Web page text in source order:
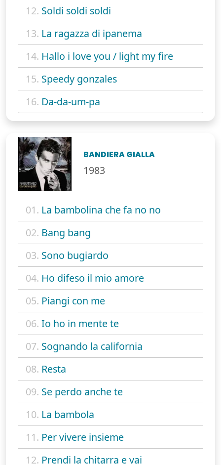
12. Soldi soldi soldi
13. La ragazza di ipanema
14. Hallo i love you / light my fire
15. Speedy gonzales
16. Da-da-um-pa
BANDIERA GIALLA
1983
01. La bambolina che fa no no
02. Bang bang
03. Sono bugiardo
04. Ho difeso il mio amore
05. Piangi con me
06. Io ho in mente te
07. Sognando la california
08. Resta
09. Se perdo anche te
10. La bambola
11. Per vivere insieme
12. Prendi la chitarra e vai